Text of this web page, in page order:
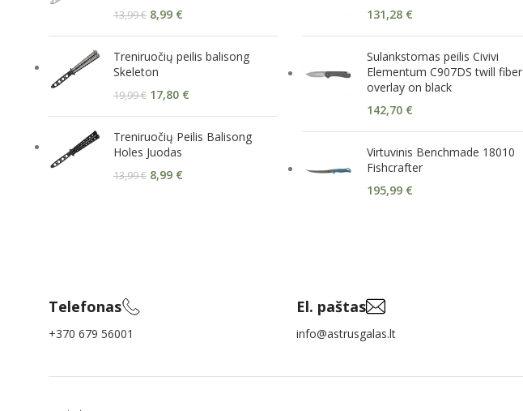
13,99€ 8,99 €
Treniruočių peilis balisong
Skeleton
19,99€ 17,80 €
Treniruočių Peilis Balisong
Holes Juodas
13,99€ 8,99 €
131,28 €
Sulankstomas peilis Civivi
Elementum C907DS twill fiber
overlay on black
142,70 €
Virtuvinis Benchmade 18010
Fishcrafter
195,99 €
Telefonas
+370 679 56001
El. paštas
info@astrusgalas.lt